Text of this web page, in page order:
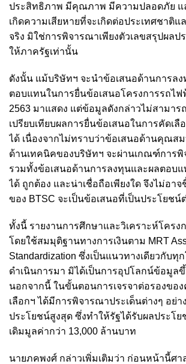
ประสิทธิภาพ มีคุณภาพ มีความปลอดภัย แ
เกิดความเสียหายที่จะเกิดต่อประเทศชาติ
จริง มิใช่การพิจารณาเพียงตัวเลขสรุปผล
ให้ภาครัฐเท่านั้น
ดังนั้น แม้บริษัทฯ จะนำข้อเสนอด้านการล
ตอบแทนในการยื่นข้อเสนอโครงการรถไฟ
2563 มาแสดง แต่ข้อมูลดังกล่าวไม่สามาร
เปรียบเทียบผลการยื่นข้อเสนอในการคัดเลื
ได้ เนื่องจากไม่ทราบว่าข้อเสนอด้านคุณส
ด้านเทคนิคของบริษัทฯ จะผ่านเกณฑ์การ
รวมทั้งข้อเสนอด้านการลงทุนและผลตอบ
ได้ ถูกต้อง และน่าเชื่อถือเพียงใด จึงไม่อา
ของ BTSC จะเป็นข้อเสนอที่เป็นประโยชน์
ทั้งนี้ รายงานการศึกษาและวิเคราะห์โครง
โดยใช้สมมุติฐานทางการเงินตาม MRT
Standardization ซึ่งเป็นแนวทางเดียวกับทุ
ดำเนินการมา มิได้เป็นการอุปโลกน์ข้อมูล
นอกจากนี้ ในขั้นตอนการเจรจาต่อรองขอ
เลือกฯ ได้มีการพิจารณาประเด็นต่างๆ อย่า
ประโยชน์สูงสุด ซึ่งทำให้รัฐได้รับผลประโย
เดิมมูลค่ากว่า 13,000 ล้านบาท
นายภคพงศ์ กล่าวเพิ่มเติมว่า ก่อนหน้านี้ศ